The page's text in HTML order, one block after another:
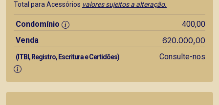
Total para Acessórios valores sujeitos a alteração.
Condomínio
400,00
Venda
620.000,00
(ITBI, Registro, Escritura e Certidões) Consulte-nos